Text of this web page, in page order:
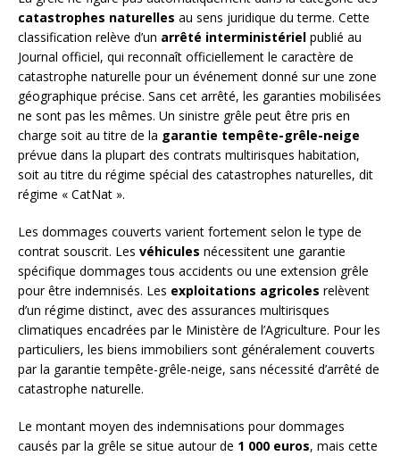
catastrophes naturelles au sens juridique du terme. Cette
classification relève d’un arrêté interministériel publié au
Journal officiel, qui reconnaît officiellement le caractère de
catastrophe naturelle pour un événement donné sur une zone
géographique précise. Sans cet arrêté, les garanties mobilisées
ne sont pas les mêmes. Un sinistre grêle peut être pris en
charge soit au titre de la garantie tempête-grêle-neige
prévue dans la plupart des contrats multirisques habitation,
soit au titre du régime spécial des catastrophes naturelles, dit
régime « CatNat ».
Les dommages couverts varient fortement selon le type de
contrat souscrit. Les véhicules nécessitent une garantie
spécifique dommages tous accidents ou une extension grêle
pour être indemnisés. Les exploitations agricoles relèvent
d’un régime distinct, avec des assurances multirisques
climatiques encadrées par le Ministère de l’Agriculture. Pour les
particuliers, les biens immobiliers sont généralement couverts
par la garantie tempête-grêle-neige, sans nécessité d’arrêté de
catastrophe naturelle.
Le montant moyen des indemnisations pour dommages
causés par la grêle se situe autour de 1 000 euros, mais cette